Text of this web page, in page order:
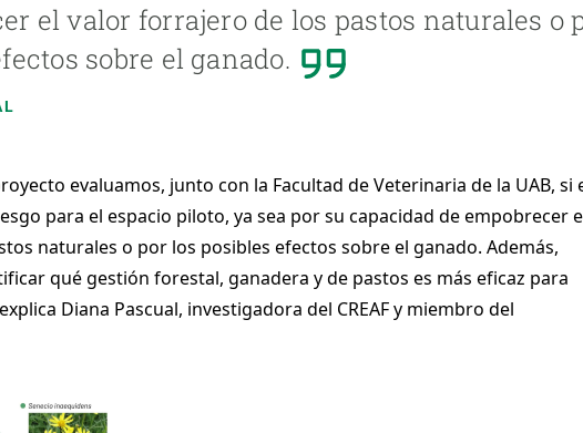
el valor forrajero de los pastos naturales o
sobre el ganado.
evaluamos, junto con la Facultad de Veterinaria de la UAB, si
para el espacio piloto, ya sea por su capacidad de empobrecer
naturales o por los posibles efectos sobre el ganado. Además,
qué gestión forestal, ganadera y de pastos es más eficaz para
Diana Pascual, investigadora del CREAF y miembro del